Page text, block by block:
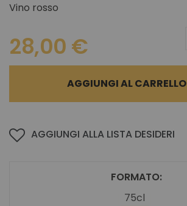
Vino rosso
28,00 €
FORMATO
75cl
AGGIUNGI AL CARRELLO
AGGIUNGI ALLA LISTA DESIDERI